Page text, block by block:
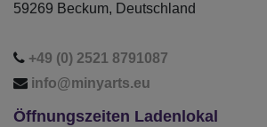
59269 Beckum, Deutschland
+49 (0) 2521 8791087
info@minyarts.eu
Öffnungszeiten Ladenlokal